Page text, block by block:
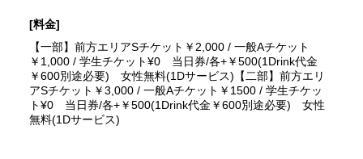
[料金]
【一部】前方エリアSチケット￥2,000 / 一般Aチケット
￥1,000 / 学生チケット¥0 当日券/各+￥500(1Drink代金
￥600別途必要) 女性無料(1Dサービス)【二部】前方エリ
アSチケット￥3,000 / 一般Aチケット￥1500 / 学生チケッ
ト¥0 当日券/各+￥500(1Drink代金￥600別途必要) 女性
無料(1Dサービス)